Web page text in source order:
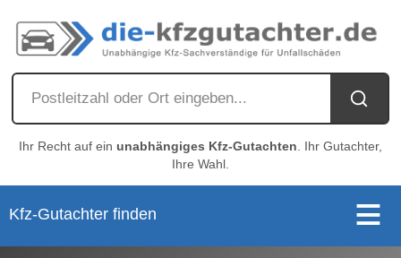
Ihr Recht auf ein unabhängiges Kfz-Gutachten . Ihr Gutachter,
Ihre Wahl.
Kfz-Gutachter finden